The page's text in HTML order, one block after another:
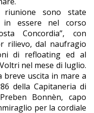
riunione sono state
essere nel corso
Concordia”, con
rilievo, dal naufragio
di refloating ed al
nel mese di luglio.
breve uscita in mare a
della Capitaneria di
Bonnèn, capo
per la cordiale